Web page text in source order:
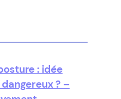
: idée
? –